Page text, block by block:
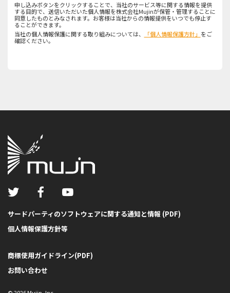
申し込みボタンをクリックすることで、当社のサービス等に関する情報を提供
する目的で、送信いただいた個人情報を株式会社Mujinが保管・管理することに
同意したものとみなされます。お客様は当社からの情報提供をいつでも停止す
ることができます。
当社の個人情報保護に関する取り組みについては、
「個人情報保護方針」 をご
確認ください。
サードパーティのソフトウェアに関する通知と情報 (PDF)
個人情報保護方針等
商標使用ガイドライン(PDF)
お問い合わせ